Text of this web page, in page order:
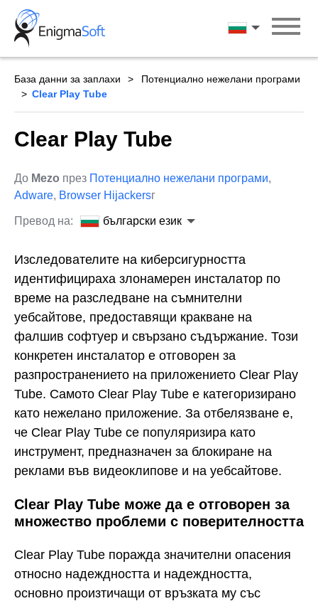
Skip
content
български
База данни за заплахи
Потенциално нежелани програми
Clear Play Tube
Clear Play Tube
До Mezo през Потенциално нежелани програми,
Adware, Browser Hijackersг
Превод на: български език
Изследователите на киберсигурността
идентифицираха злонамерен инсталатор по
време на разследване на съмнителни
уебсайтове, предоставящи кракване на
фалшив софтуер и свързано съдържание. Този
конкретен инсталатор е отговорен за
разпространението на приложението Clear Play
Tube. Самото Clear Play Tube е категоризирано
като нежелано приложение. За отбелязване е,
че Clear Play Tube се популяризира като
инструмент, предназначен за блокиране на
реклами във видеоклипове и на уебсайтове.
Clear Play Tube може да е отговорен за
множество проблеми с поверителността
Clear Play Tube поражда значителни опасения
относно надеждността и надеждността,
основно произтичащи от връзката му със